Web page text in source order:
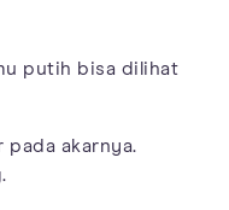
putih bisa dilihat
akarnya.